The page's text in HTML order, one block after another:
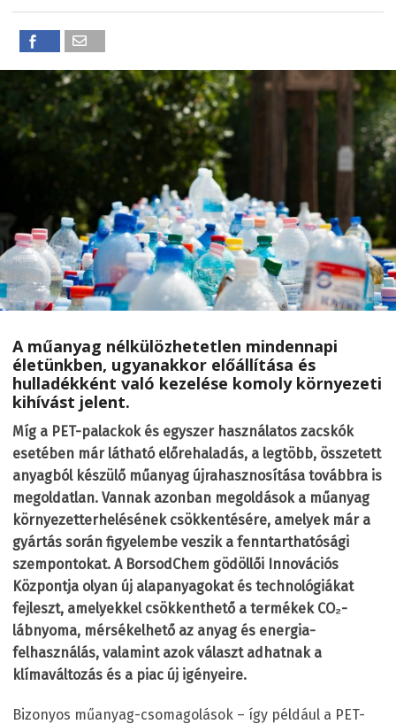
A műanyag nélkülözhetetlen mindennapi
életünkben, ugyanakkor előállítása és
hulladékként való kezelése komoly környezeti
kihívást jelent.
Míg a PET-palackok és egyszer használatos zacskók
esetében már látható előrehaladás, a legtöbb, összetett
anyagból készülő műanyag újrahasznosítása továbbra is
megoldatlan. Vannak azonban megoldások a műanyag
környezetterhelésének csökkentésére, amelyek már a
gyártás során figyelembe veszik a fenntarthatósági
szempontokat. A BorsodChem gödöllői Innovációs
Központja olyan új alapanyagokat és technológiákat
fejleszt, amelyekkel csökkenthető a termékek CO₂-
lábnyoma, mérsékelhető az anyag és energia-
felhasználás, valamint azok választ adhatnak a
klímaváltozás és a piac új igényeire.
Bizonyos műanyag-csomagolások – így például a PET-